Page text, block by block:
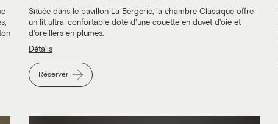
Située dans le pavillon La Bergerie, la chambre Classique offre
un lit ultra-confortable doté d'une couette en duvet d'oie et
d'oreillers en plumes.
Détails
Réserver